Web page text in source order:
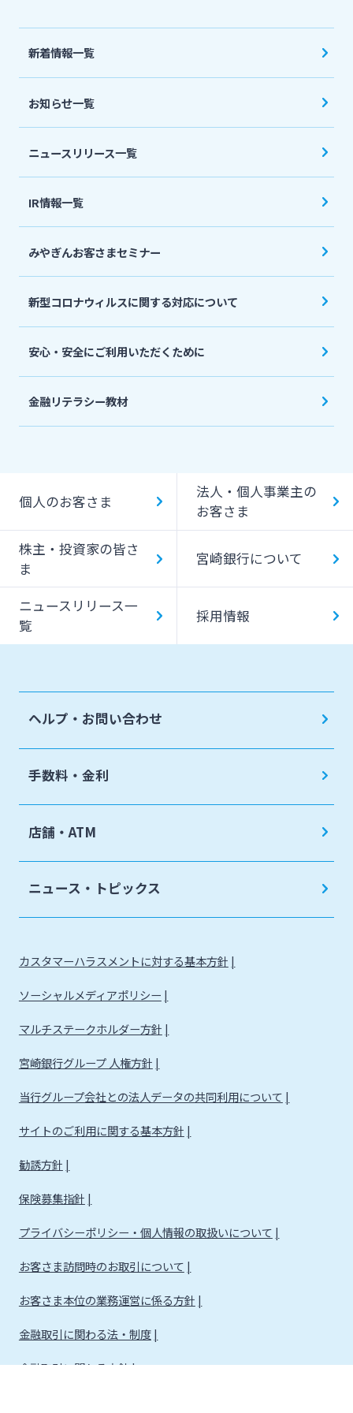
株主・投資家の皆さま
ニュースリリース一覧
採用情報
新着情報一覧
お知らせ一覧
ニュースリリース一覧
IR情報一覧
みやぎんお客さまセミナー
新型コロナウィルスに関する対応について
安心・安全にご利用いただくために
金融リテラシー教材
個人のお客さま
法人・個人事業主の
お客さま
株主・投資家の皆さ
ま
宮崎銀行について
ニュースリリース一
覧
採用情報
ヘルプ・お問い合わせ
手数料・金利
店舗・ATM
ニュース・トピックス
カスタマーハラスメントに対する基本方針
ソーシャルメディアポリシー
マルチステークホルダー方針
宮崎銀行グループ 人権方針
当行グループ会社との法人データの共同利用について
サイトのご利用に関する基本方針
勧誘方針
保険募集指針
プライバシーポリシー・個人情報の取扱いについて
お客さま訪問時のお取引について
お客さま本位の業務運営に係る方針
金融取引に関わる法・制度
金融取引に関わる方針